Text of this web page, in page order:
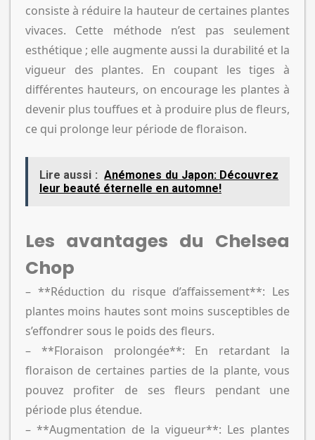
consiste à réduire la hauteur de certaines plantes
vivaces. Cette méthode n’est pas seulement
esthétique ; elle augmente aussi la durabilité et la
vigueur des plantes. En coupant les tiges à
différentes hauteurs, on encourage les plantes à
devenir plus touffues et à produire plus de fleurs,
ce qui prolonge leur période de floraison.
Lire aussi : Anémones du Japon: Découvrez
leur beauté éternelle en automne!
Les avantages du Chelsea
Chop
– **Réduction du risque d’affaissement**: Les
plantes moins hautes sont moins susceptibles de
s’effondrer sous le poids des fleurs.
– **Floraison prolongée**: En retardant la
floraison de certaines parties de la plante, vous
pouvez profiter de ses fleurs pendant une
période plus étendue.
– **Augmentation de la vigueur**: Les plantes